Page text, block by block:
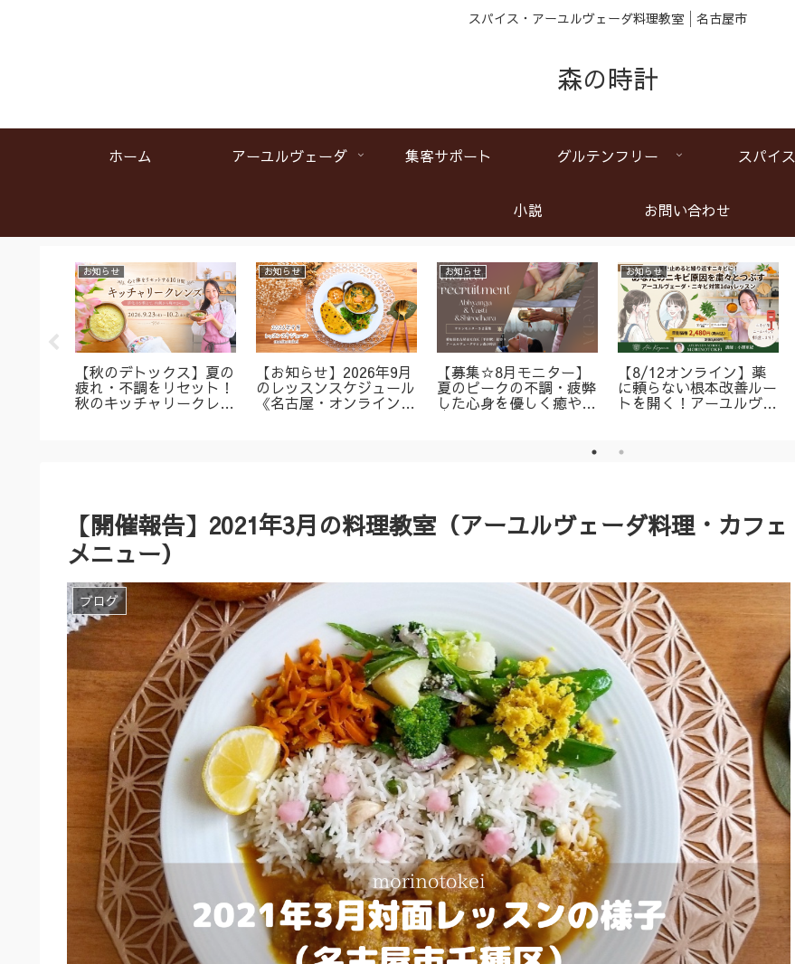
スパイス・アーユルヴェーダ料理教室│名古屋市
森の時計
ホーム アーユルヴェーダ 集客サポート グルテンフリー スパイス
小説 お問い合わせ
お知らせ
【秋のデトックス】夏の
疲れ・不調をリセット！
秋のキッチャリークレン
お知らせ
【お知らせ】2026年9月
のレッスンスケジュール
《名古屋・オンラインア
お知らせ
【募集☆8月モニター】
夏のピークの不調・疲弊
した心身を優しく癒やす
お知らせ
【8/12オンライン】薬
に頼らない根本改善ルー
トを開く！アーユルヴェ
付き）
【開催報告】2021年3月の料理教室（アーユルヴェーダ料理・カフェ
メニュー）
ブログ